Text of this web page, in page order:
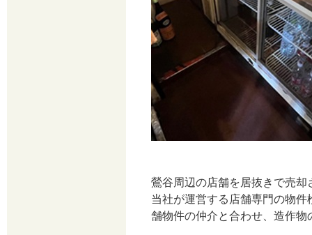
鶯谷周辺の店舗を居抜きで売
当社が運営する店舗専門の物
舗物件の仲介と合わせ、造作